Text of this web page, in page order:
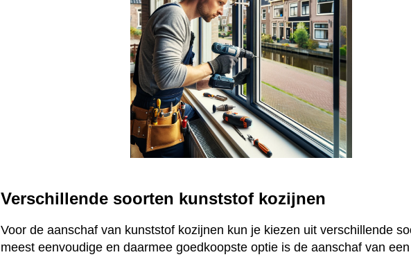
Verschillende soorten kunststof kozijnen
Voor de aanschaf van kunststof kozijnen kun je kiezen uit verschillende
meest eenvoudige en daarmee goedkoopste optie is de aanschaf van